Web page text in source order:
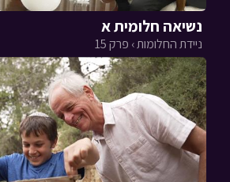
נשיאה חלומית א
ניידת החלומות › פרק 15